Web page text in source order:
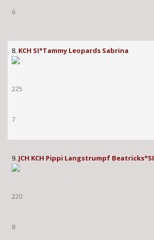
6
8. KCH SI*Tammy Leopards Sabrina
225
7
9. JCH KCH Pippi Langstrumpf Beatricks*SI
220
8